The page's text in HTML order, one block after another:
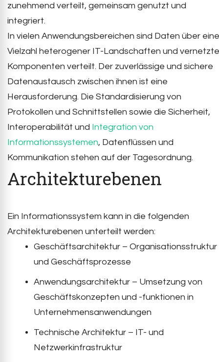
zunehmend verteilt, gemeinsam genutzt und
integriert.
In vielen Anwendungsbereichen sind Daten über eine
Vielzahl heterogener IT-Landschaften und
Komponenten verteilt. Der zuverlässige und sichere
Datenaustausch zwischen ihnen ist eine
Herausforderung. Die Standardisierung von
Protokollen und Schnittstellen sowie die Sicherheit,
Interoperabilität und Integration von
Informationssystemen, Datenflüssen und
Kommunikation stehen auf der Tagesordnung.
Architekturebenen
Ein Informationssystem kann in die folgenden
Architekturebenen unterteilt werden:
Geschäftsarchitektur – Organisationsstruktur
und Geschäftsprozesse
Anwendungsarchitektur – Umsetzung von
Geschäftskonzepten und -funktionen in
Unternehmensanwendungen
Technische Architektur – IT- und
Netzwerkinfrastruktur